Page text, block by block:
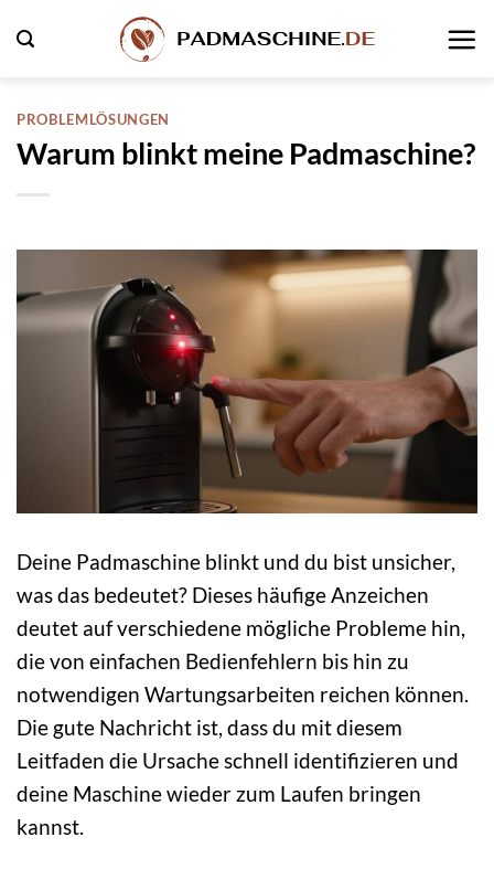
Inhalt
PROBLEMLÖSUNGEN
Warum blinkt meine Padmaschine?
Deine Padmaschine blinkt und du bist unsicher,
was das bedeutet? Dieses häufige Anzeichen
deutet auf verschiedene mögliche Probleme hin,
die von einfachen Bedienfehlern bis hin zu
notwendigen Wartungsarbeiten reichen können.
Die gute Nachricht ist, dass du mit diesem
Leitfaden die Ursache schnell identifizieren und
deine Maschine wieder zum Laufen bringen
kannst.